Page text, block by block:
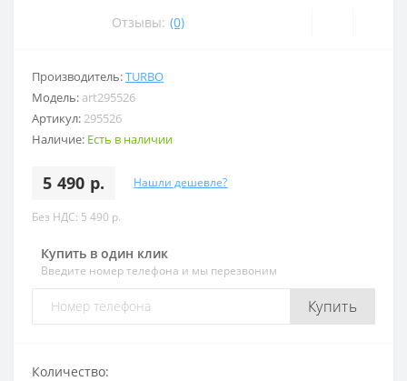
Отзывы: (0)
Производитель:TURBO
Модель: art295526
Артикул:295526
Наличие: Есть в наличии
5 490 р. Нашли дешевле?
Без НДС: 5 490 р.
Купить в один клик
Введите номер телефона и мы перезвоним
Купить
Количество: